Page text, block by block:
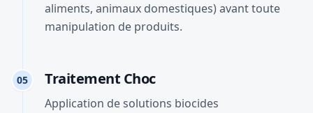
aliments, animaux domestiques) avant toute
manipulation de produits.
05 Traitement Choc
Application de solutions biocides